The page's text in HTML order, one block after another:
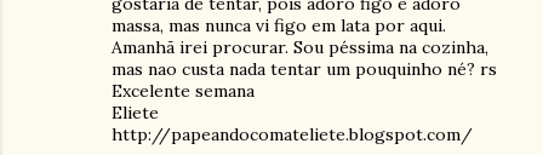
massa, mas nunca vi figo em lata por aqui.
Amanhã irei procurar. Sou péssima na cozinha,
mas nao custa nada tentar um pouquinho né? rs
Excelente semana
Eliete
http://papeandocomateliete.blogspot.com/